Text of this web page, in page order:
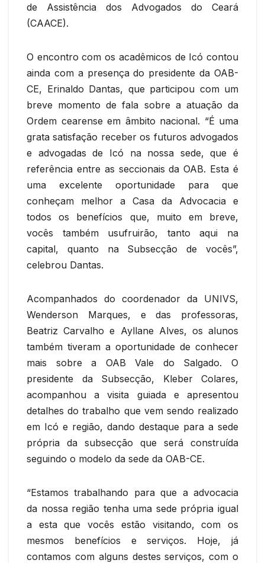
de Assistência dos Advogados do Ceará
(CAACE).
O encontro com os acadêmicos de Icó contou
ainda com a presença do presidente da OAB-
CE, Erinaldo Dantas, que participou com um
breve momento de fala sobre a atuação da
Ordem cearense em âmbito nacional. “É uma
grata satisfação receber os futuros advogados
e advogadas de Icó na nossa sede, que é
referência entre as seccionais da OAB. Esta é
uma excelente oportunidade para que
conheçam melhor a Casa da Advocacia e
todos os benefícios que, muito em breve,
vocês também usufruirão, tanto aqui na
capital, quanto na Subsecção de vocês”,
celebrou Dantas.
Acompanhados do coordenador da UNIVS,
Wenderson Marques, e das professoras,
Beatriz Carvalho e Ayllane Alves, os alunos
também tiveram a oportunidade de conhecer
mais sobre a OAB Vale do Salgado. O
presidente da Subsecção, Kleber Colares,
acompanhou a visita guiada e apresentou
detalhes do trabalho que vem sendo realizado
em Icó e região, dando destaque para a sede
própria da subsecção que será construída
seguindo o modelo da sede da OAB-CE.
“Estamos trabalhando para que a advocacia
da nossa região tenha uma sede própria igual
a esta que vocês estão visitando, com os
mesmos benefícios e serviços. Hoje, já
contamos com alguns destes serviços, com o